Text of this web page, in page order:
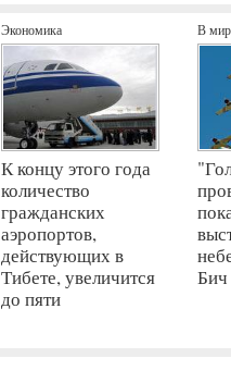
Экономика
К концу этого года
количество
гражданских
аэропортов,
действующих в
Тибете, увеличится
до пяти
В
Бич